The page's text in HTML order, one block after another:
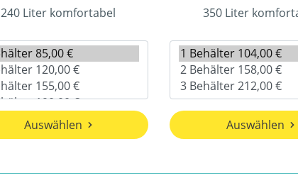
240 Liter komfortabel
Auswählen
350 Liter
Auswählen